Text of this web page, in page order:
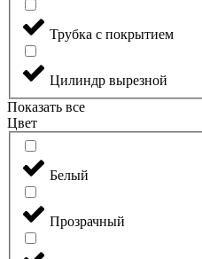
Трубка с покрытием
Цилиндр вырезной
Показать все
Цвет
Белый
Прозрачный